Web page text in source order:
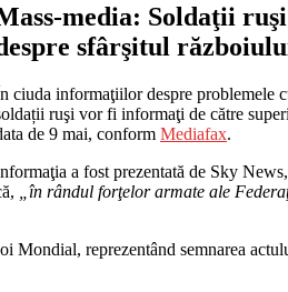
media: Soldaţii
sfârşitul
ciuda informaţiilor despre problemele
ruşi vor fi informaţi de către
de 9 mai, conform Mediafax.
a fost prezentată de Sky
„în rândul forţelor armate ale
reprezentând semnarea